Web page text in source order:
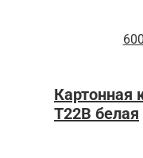
Картонная
Т22B белая